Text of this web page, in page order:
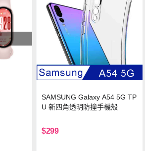
SAMSUNG Galaxy A54 5G TP
U 新四角透明防撞手機殼
$299